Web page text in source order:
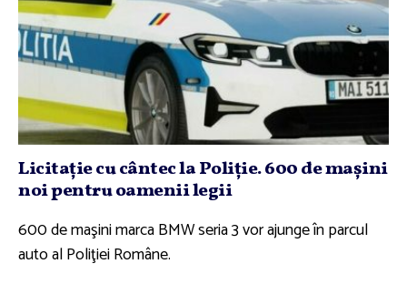
Licitaţie cu cântec la Poliţie. 600 de maşini
noi pentru oamenii legii
600 de maşini marca BMW seria 3 vor ajunge în parcul
auto al Poliţiei Române.